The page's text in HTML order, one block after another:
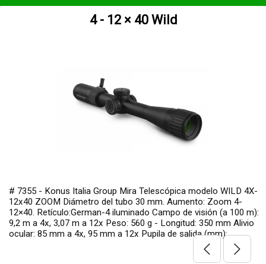
4 - 12 × 40 Wild
# 7355 - Konus Italia Group Mira Telescópica modelo WILD 4X-
12x40 ZOOM Diámetro del tubo 30 mm. Aumento: Zoom 4-
12×40. Retículo:German-4 iluminado Campo de visión (a 100 m):
9,2 m a 4x, 3,07 m a 12x Peso: 560 g - Longitud: 350 mm Alivio
ocular: 85 mm a 4x, 95 mm a 12x Pupila de salida (mm): ...